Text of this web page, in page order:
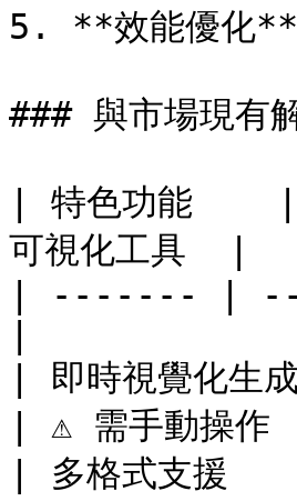
5. **效能優化**
### 與市場現有
| 特色功能
可視化工具  |
| ------- |
| 即時視覺化
| ⚠️ 需手動操作 |
| 多格式支援